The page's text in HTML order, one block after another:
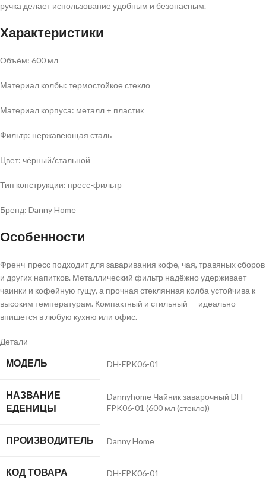
ручка делает использование удобным и безопасным.
Характеристики
Объём: 600 мл
Материал колбы: термостойкое стекло
Материал корпуса: металл + пластик
Фильтр: нержавеющая сталь
Цвет: чёрный/стальной
Тип конструкции: пресс-фильтр
Бренд: Danny Home
Особенности
Френч-пресс подходит для заваривания кофе, чая, травяных сборов
и других напитков. Металлический фильтр надёжно удерживает
чаинки и кофейную гущу, а прочная стеклянная колба устойчива к
высоким температурам. Компактный и стильный — идеально
впишется в любую кухню или офис.
Детали
МОДЕЛЬ DH-FPK06-01
НАЗВАНИЕ
ЕДЕНИЦЫ
Dannyhome Чайник заварочный DH-
FPK06-01 (600 мл (стекло))
ПРОИЗВОДИТЕЛЬ Danny Home
КОД ТОВАРА DH-FPK06-01